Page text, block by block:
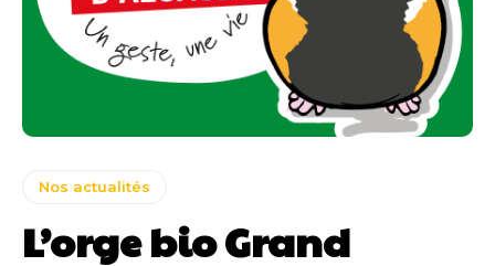
Nos actualités
L’orge bio Grand